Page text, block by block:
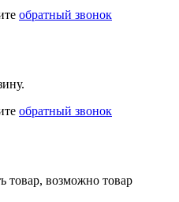
обратный звонок
обратный звонок
товар, возможно товар